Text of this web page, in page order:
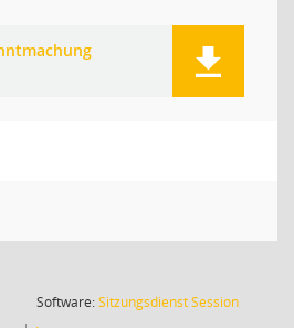
Software:SitzungsdienstSession(Wird in